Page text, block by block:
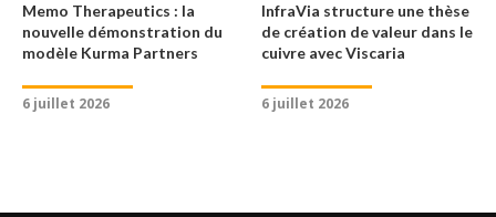
Memo Therapeutics : la
nouvelle démonstration du
modèle Kurma Partners
6 juillet 2026
InfraVia structure une thèse
de création de valeur dans le
cuivre avec Viscaria
6 juillet 2026